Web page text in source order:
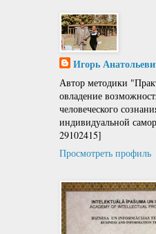
Игорь
Автор методики
овладение
человеческого
индивидуальной
29102415]
Просмотреть профиль